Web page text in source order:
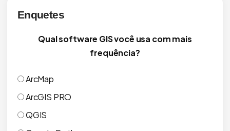
Enquetes
Qual software GIS você usa com mais
frequência?
ArcMap
ArcGIS PRO
QGIS